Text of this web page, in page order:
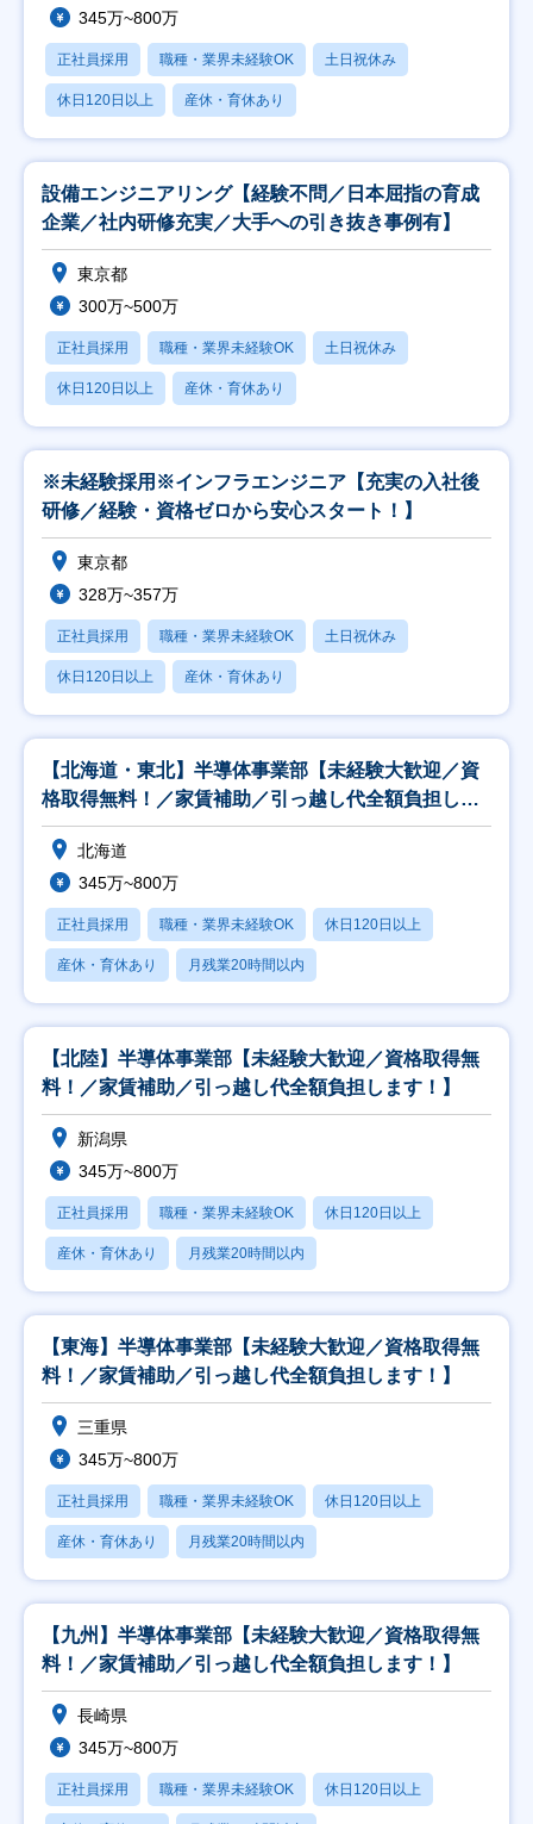
345万~800万
正社員採用 職種・業界未経験OK 土日祝休み
休日120日以上 産休・育休あり
設備エンジニアリング【経験不問／日本屈指の育成
企業／社内研修充実／大手への引き抜き事例有】
東京都
300万~500万
正社員採用 職種・業界未経験OK 土日祝休み
休日120日以上 産休・育休あり
※未経験採用※インフラエンジニア【充実の入社後
研修／経験・資格ゼロから安心スタート！】
東京都
328万~357万
正社員採用 職種・業界未経験OK 土日祝休み
休日120日以上 産休・育休あり
【北海道・東北】半導体事業部【未経験大歓迎／資
格取得無料！／家賃補助／引っ越し代全額負担しま
す！】
北海道
345万~800万
正社員採用 職種・業界未経験OK 休日120日以上
産休・育休あり 月残業20時間以内
【北陸】半導体事業部【未経験大歓迎／資格取得無
料！／家賃補助／引っ越し代全額負担します！】
新潟県
345万~800万
正社員採用 職種・業界未経験OK 休日120日以上
産休・育休あり 月残業20時間以内
【東海】半導体事業部【未経験大歓迎／資格取得無
料！／家賃補助／引っ越し代全額負担します！】
三重県
345万~800万
正社員採用 職種・業界未経験OK 休日120日以上
産休・育休あり 月残業20時間以内
【九州】半導体事業部【未経験大歓迎／資格取得無
料！／家賃補助／引っ越し代全額負担します！】
長崎県
345万~800万
正社員採用 職種・業界未経験OK 休日120日以上